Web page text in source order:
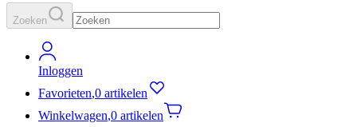
Zoeken
Inloggen
Favorieten,0 artikelen
Winkelwagen,0 artikelen